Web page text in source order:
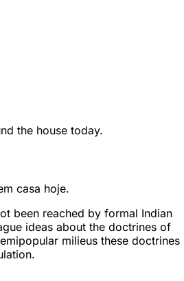
the house today.
casa hoje.
been reached by formal Indian
ideas about the doctrines of
milieus these doctrines